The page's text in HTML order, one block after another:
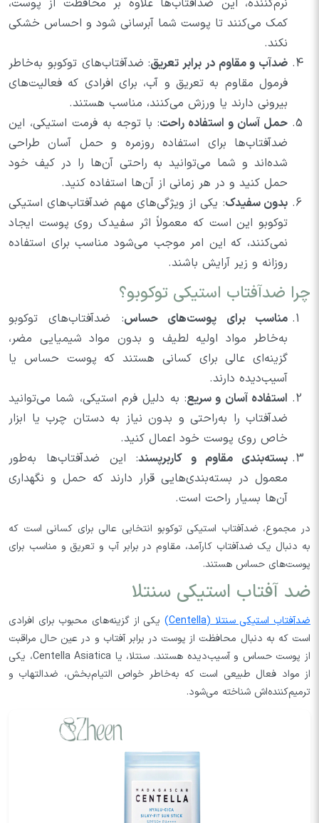
نرم‌کننده، این ضدآفتاب‌ها علاوه بر محافظت از پوست،
کمک می‌کنند تا پوست شما آبرسانی شود و احساس خشکی
نکند.
ضدآب و مقاوم در برابر تعریق: ضدآفتاب‌های توکوبو به‌خاطر
فرمول مقاوم به تعریق و آب، برای افرادی که فعالیت‌های
بیرونی دارند یا ورزش می‌کنند، مناسب هستند.
حمل آسان و استفاده راحت: با توجه به فرمت استیکی، این
ضدآفتاب‌ها برای استفاده روزمره و حمل آسان طراحی
شده‌اند و شما می‌توانید به راحتی آن‌ها را در کیف خود
حمل کنید و در هر زمانی از آن‌ها استفاده کنید.
بدون سفیدک: یکی از ویژگی‌های مهم ضدآفتاب‌های استیکی
توکوبو این است که معمولاً اثر سفیدک روی پوست ایجاد
نمی‌کنند، که این امر موجب می‌شود مناسب برای استفاده
روزانه و زیر آرایش باشند.
چرا ضدآفتاب استیکی توکوبو؟
مناسب برای پوست‌های حساس: ضدآفتاب‌های توکوبو
به‌خاطر مواد اولیه لطیف و بدون مواد شیمیایی مضر،
گزینه‌ای عالی برای کسانی هستند که پوست حساس یا
آسیب‌دیده دارند.
استفاده آسان و سریع: به دلیل فرم استیکی، شما می‌توانید
ضدآفتاب را به‌راحتی و بدون نیاز به دستان چرب یا ابزار
خاص روی پوست خود اعمال کنید.
بسته‌بندی مقاوم و کاربرپسند: این ضدآفتاب‌ها به‌طور
معمول در بسته‌بندی‌هایی قرار دارند که حمل و نگهداری
آن‌ها بسیار راحت است.
در مجموع، ضدآفتاب استیکی توکوبو انتخابی عالی برای کسانی است که
به دنبال یک ضدآفتاب کارآمد، مقاوم در برابر آب و تعریق و مناسب برای
پوست‌های حساس هستند.
ضد آفتاب استیکی سنتلا
ضدآفتاب استیکی سنتلا (Centella)
یکی از گزینه‌های محبوب برای افرادی
است که به دنبال محافظت از پوست در برابر آفتاب و در عین حال مراقبت
از پوست حساس و آسیب‌دیده هستند. سنتلا، یا Centella Asiatica، یکی
از مواد فعال طبیعی است که به‌خاطر خواص التیام‌بخش، ضدالتهاب و
ترمیم‌کننده‌اش شناخته می‌شود.